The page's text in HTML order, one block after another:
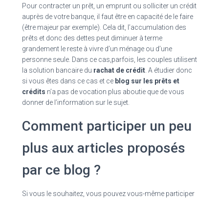
Pour contracter un prêt, un emprunt ou solliciter un crédit
auprès de votre banque, il faut être en capacité de le faire
(être majeur par exemple). Cela dit, l’accumulation des
prêts et donc des dettes peut diminuer à terme
grandement le reste à vivre d’un ménage ou d’une
personne seule. Dans ce cas,parfois, les couples utilisent
la solution bancaire du rachat de crédit . A étudier donc
si vous êtes dans ce cas et ce blog sur les prêts et
crédits n’a pas de vocation plus aboutie que de vous
donner de l’information sur le sujet.
Comment participer un peu
plus aux articles proposés
par ce blog ?
Si vous le souhaitez, vous pouvez vous-même participer